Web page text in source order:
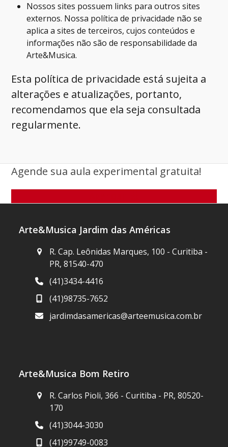
Nossos sites possuem links para outros sites
externos. Nossa política de privacidade não se
aplica a sites de terceiros, cujos conteúdos e
informações não são de responsabilidade da
Arte&Musica.
Esta política de privacidade está sujeita a
alterações e atualizações, portanto,
recomendamos que ela seja consultada
regularmente.
Agende sua aula experimental gratuita!
Arte&Musica Jardim das Américas
R. Cap. Leônidas Marques, 100 - Curitiba -
PR, 81540-470
(41)3434-4416
(41)98735-7652
jardimdasamericas@arteemusica.com.br
Arte&Musica Bom Retiro
R. Carlos Pioli, 366 - Curitiba - PR, 80520-
170
(41)3044-3030
(41)99749-0083